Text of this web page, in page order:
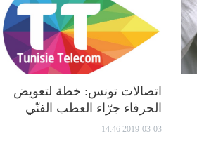
اتصالات تونس: خطة لتعويض
الحرفاء جرّاء العطب الفنّي
2019-03-03 14:46